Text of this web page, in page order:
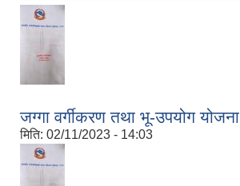
जग्गा वर्गीकरण तथा भू-उपयोग योजना
मिति: 02/11/2023 - 14:03